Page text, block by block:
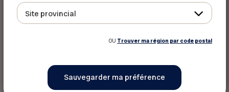
profiter de ce rabais
Votre numéro de membre FADOQ :
Site provincial
OU Trouver ma région par code postal